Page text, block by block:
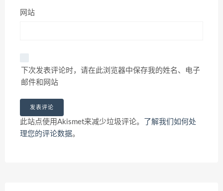
网站
下次发表评论时，请在此浏览器中保存我的姓名、电子
邮件和网站
此站点使用Akismet来减少垃圾评论。
了解我们如何处
理您的评论数据。